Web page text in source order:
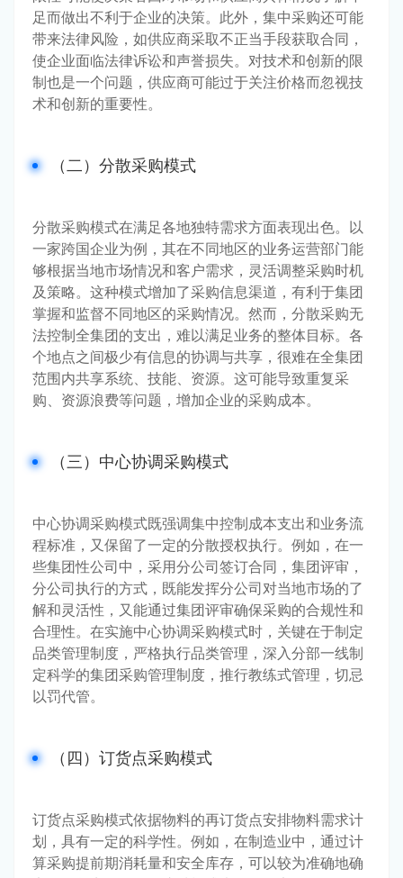
足而做出不利于企业的决策。此外，集中采购还可能
带来法律风险，如供应商采取不正当手段获取合同，
使企业面临法律诉讼和声誉损失。对技术和创新的限
制也是一个问题，供应商可能过于关注价格而忽视技
术和创新的重要性。
（二）分散采购模式
分散采购模式在满足各地独特需求方面表现出色。以
一家跨国企业为例，其在不同地区的业务运营部门能
够根据当地市场情况和客户需求，灵活调整采购时机
及策略。这种模式增加了采购信息渠道，有利于集团
掌握和监督不同地区的采购情况。然而，分散采购无
法控制全集团的支出，难以满足业务的整体目标。各
个地点之间极少有信息的协调与共享，很难在全集团
范围内共享系统、技能、资源。这可能导致重复采
购、资源浪费等问题，增加企业的采购成本。
（三）中心协调采购模式
中心协调采购模式既强调集中控制成本支出和业务流
程标准，又保留了一定的分散授权执行。例如，在一
些集团性公司中，采用分公司签订合同，集团评审，
分公司执行的方式，既能发挥分公司对当地市场的了
解和灵活性，又能通过集团评审确保采购的合规性和
合理性。在实施中心协调采购模式时，关键在于制定
品类管理制度，严格执行品类管理，深入分部一线制
定科学的集团采购管理制度，推行教练式管理，切忌
以罚代管。
（四）订货点采购模式
订货点采购模式依据物料的再订货点安排物料需求计
划，具有一定的科学性。例如，在制造业中，通过计
算采购提前期消耗量和安全库存，可以较为准确地确